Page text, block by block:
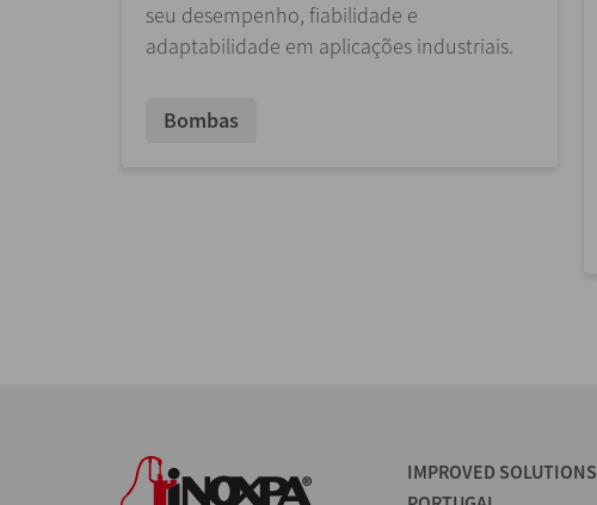
seu desempenho, fiabilidade e
adaptabilidade em aplicações industriais.
Bombas
IMPROVED SOLUTIONS